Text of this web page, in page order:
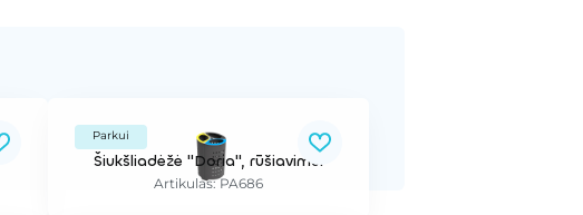
Parkui
Šiukšliadėžė "Doria", rūšiavimui
Artikulas: PA686